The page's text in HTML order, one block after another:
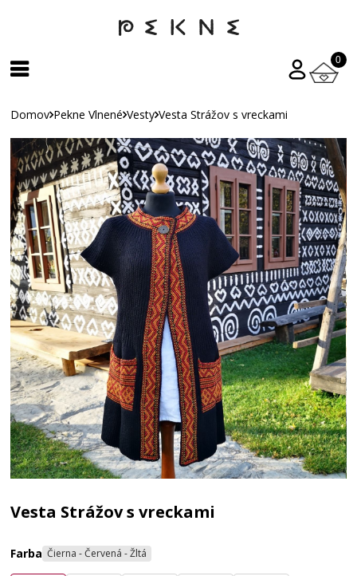
0
Domov Pekne Vlnené Vesty Vesta Strážov s vreckami
Vesta Strážov s vreckami
Farba Čierna - Červená - Žltá